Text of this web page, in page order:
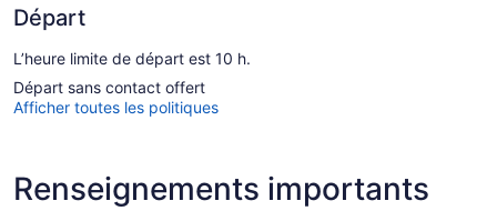
Départ
L’heure limite de départ est 10 h.
Départ sans contact offert
Afficher toutes les politiques
Renseignements importants